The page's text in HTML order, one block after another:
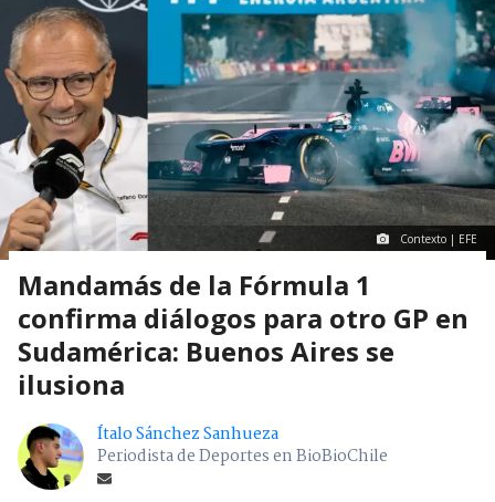
Contexto | EFE
Mandamás de la Fórmula 1
confirma diálogos para otro GP en
Sudamérica: Buenos Aires se
ilusiona
Ítalo Sánchez Sanhueza
Periodista de Deportes en BioBioChile